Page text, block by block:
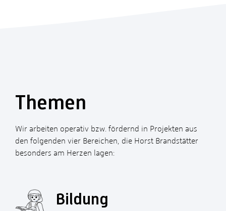
Themen
Wir arbeiten operativ bzw. fördernd in Projekten aus
den folgenden vier Bereichen, die Horst Brandstätter
besonders am Herzen lagen:
Bildung